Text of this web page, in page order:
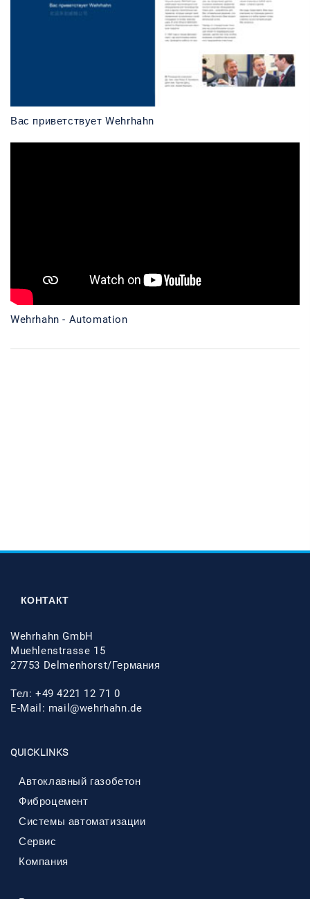
Вас приветствует Wehrhahn
Wehrhahn - Automation
КОНТАКТ
Wehrhahn GmbH
Muehlenstrasse 15
27753 Delmenhorst/Германия
Тел: +49 4221 12 71 0
E-Mail: mail@wehrhahn.de
QUICKLINKS
Автоклавный газобетон
Фиброцемент
Системы автоматизации
Сервис
Компания